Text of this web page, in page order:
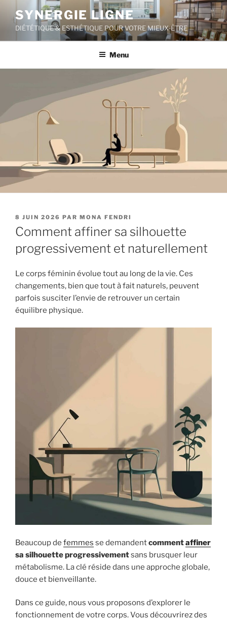
contenu
principal
SYNERGIE LIGNE
DIÉTÉTIQUE & ESTHÉTIQUE POUR VOTRE MIEUX-ÊTRE
Menu
PUBLIÉ
LE
8 JUIN 2026 PAR MONA FENDRI
Comment affiner sa silhouette
progressivement et naturellement
Le corps féminin évolue tout au long de la vie. Ces
changements, bien que tout à fait naturels, peuvent
parfois susciter l’envie de retrouver un certain
équilibre physique.
Beaucoup de femmes se demandentcommentaffiner
sa silhouette progressivementsans brusquer leur
métabolisme. La clé réside dans une approche globale,
douce et bienveillante.
Dans ce guide, nous vous proposons d’explorer le
fonctionnement de votre corps. Vous découvrirez des